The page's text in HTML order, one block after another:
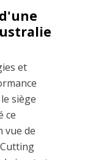
et
siège
ce
vue de